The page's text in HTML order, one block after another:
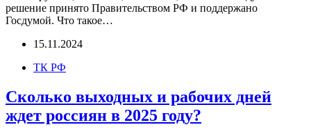
решение принято Правительством РФ и поддержано
Госдумой. Что такое…
15.11.2024
ТК РФ
Сколько выходных и рабочих дней
ждет россиян в 2025 году?